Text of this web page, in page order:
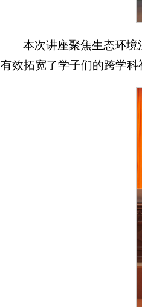
本次讲座聚焦生态环
有效拓宽了学子们的跨学科